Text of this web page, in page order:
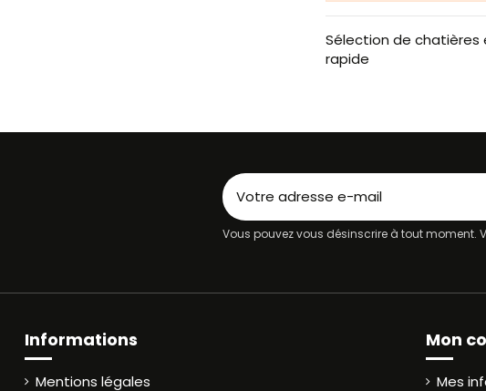
Sélection de chatières
rapide
Vous pouvez vous désinscrire à tout
Informations
Mentions légales
Mon
Mes